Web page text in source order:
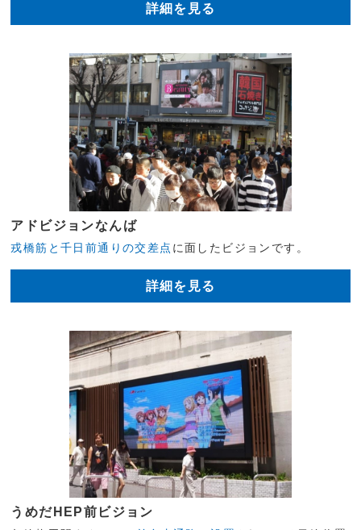
詳細を見る
アドビジョンなんば
戎橋筋と千日前通りの交差点 に面したビジョンです。
詳細を見る
うめだHEP前ビジョン